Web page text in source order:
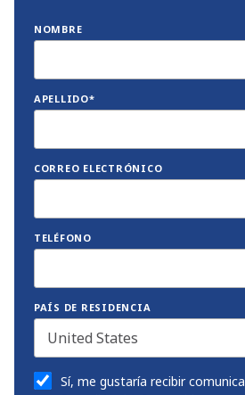
NOMBRE
APELLIDO*
CORREO ELECTRÓNICO
TELÉFONO
PAÍS DE RESIDENCIA
Sí, me gustaría recibir